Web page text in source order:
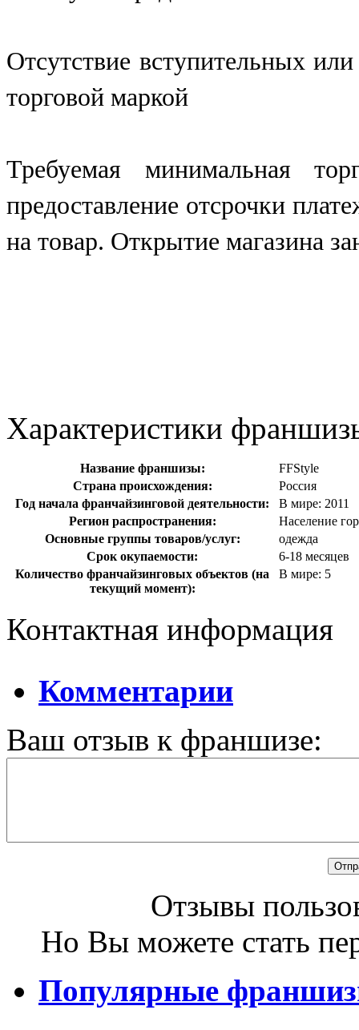
Отсутствие вступительных
торговой маркой
Требуемая минимальная
предоставление отсрочки
на товар. Открытие магазина
Характеристики
Название франшизы:
FFStyle
Страна происхождения:
Россия
Год начала франчайзинговой деятельности:
В мире: 2011
Регион распространения:
Население
Основные группы товаров/услуг:
одежда
Срок окупаемости:
6-18 месяцев
Количество франчайзинговых объектов (на
текущий момент):
В мире: 5
Контактная информация
Комментарии
Ваш отзыв к франшизе:
Отзывы
Но Вы можете стать
Популярные